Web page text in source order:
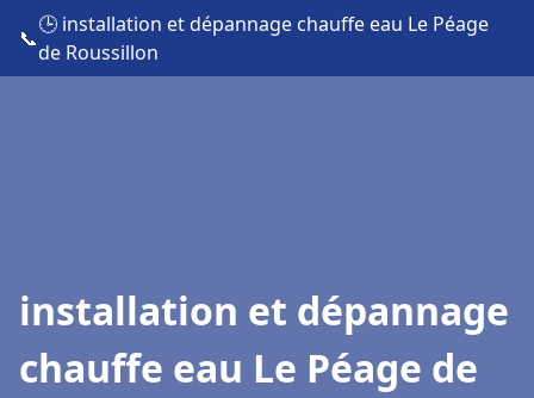
📞
🕒 installation et dépannage chauffe eau Le Péage
de Roussillon
installation et dépannage
chauffe eau Le Péage de